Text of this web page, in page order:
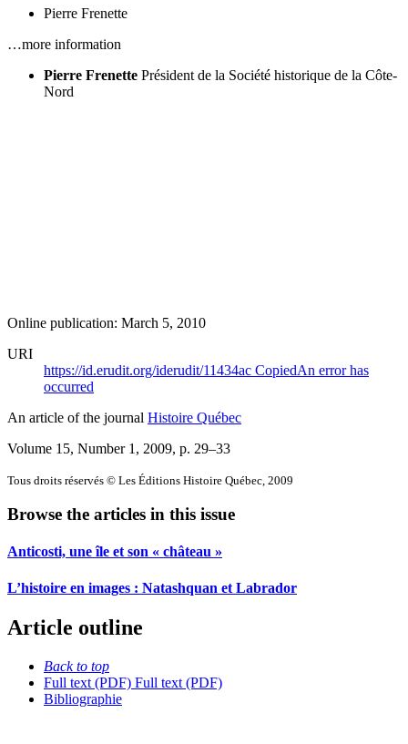
Pierre Frenette
…more information
Pierre Frenette Président de la Société historique de la Côte-
Nord
Online publication: March 5, 2010
URI
https://id.erudit.org/iderudit/11434ac CopiedAn error has
occurred
An article of the journal Histoire Québec
Volume 15, Number 1, 2009, p. 29–33
Tous droits réservés © Les Éditions Histoire Québec, 2009
Browse the articles in this issue
Anticosti, une île et son « château »
L’histoire en images : Natashquan et Labrador
Article outline
Back to top
Full text (PDF) Full text (PDF)
Bibliographie